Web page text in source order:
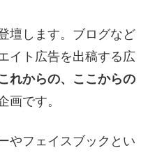
壇します。ブログなど
イト広告を出稿する広
これからの、ここからの
画です。
やフェイスブックとい